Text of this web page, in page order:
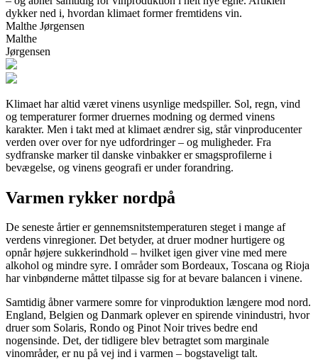
dykker ned i, hvordan klimaet former fremtidens vin.
Malthe Jørgensen
Malthe
Jørgensen
Klimaet har altid været vinens usynlige medspiller. Sol, regn, vind
og temperaturer former druernes modning og dermed vinens
karakter. Men i takt med at klimaet ændrer sig, står vinproducenter
verden over over for nye udfordringer – og muligheder. Fra
sydfranske marker til danske vinbakker er smagsprofilerne i
bevægelse, og vinens geografi er under forandring.
Varmen rykker nordpå
De seneste årtier er gennemsnitstemperaturen steget i mange af
verdens vinregioner. Det betyder, at druer modner hurtigere og
opnår højere sukkerindhold – hvilket igen giver vine med mere
alkohol og mindre syre. I områder som Bordeaux, Toscana og Rioja
har vinbønderne måttet tilpasse sig for at bevare balancen i vinene.
Samtidig åbner varmere somre for vinproduktion længere mod nord.
England, Belgien og Danmark oplever en spirende vinindustri, hvor
druer som Solaris, Rondo og Pinot Noir trives bedre end
nogensinde. Det, der tidligere blev betragtet som marginale
vinområder, er nu på vej ind i varmen – bogstaveligt talt.